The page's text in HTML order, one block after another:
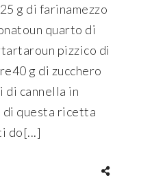
g di farinamezzo
quarto di
pizzico di
g di zucchero
di cannella in
questa ricetta
do[...]